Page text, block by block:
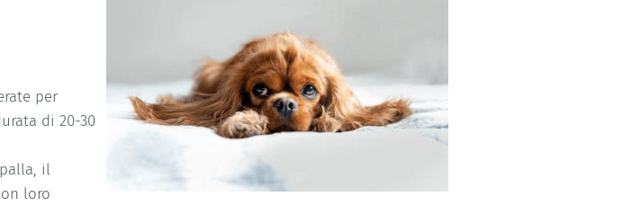
per
di 20-30
il
loro